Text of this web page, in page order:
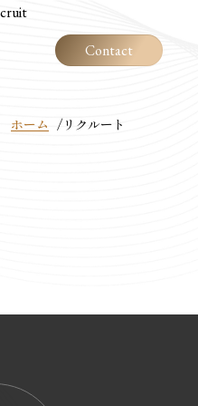
Contact
ホーム リクルート